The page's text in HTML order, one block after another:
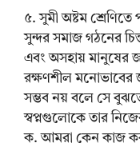
৫. সুমী অষ্টম
সুন্দর সমাজ গঠনের
এবং অসহায় মানুষের
রক্ষণশীল মনোভাবের
সম্ভব নয় বলে সে
স্বপ্নগুলোকে তার
ক. আমরা কেন কাজ